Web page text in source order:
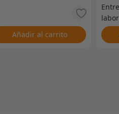
Añadir al carrito